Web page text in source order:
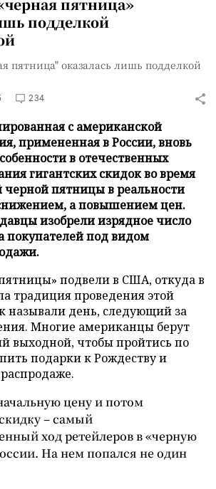
пятница»
подделкой
пятница" оказалась лишь подделкой
234
с американской
примененная в России, вновь
в отечественных
гигантских скидок во время
черной пятницы в реальности
а повышением цен.
изобрели изрядное число
покупателей под видом
подвели в США, откуда в
традиция проведения этой
называли день, следующий за
Многие американцы берут
выходной, чтобы пройтись по
подарки к Рождеству и
цену и потом
– самый
ход ретейлеров в «черную
На нем попался не один